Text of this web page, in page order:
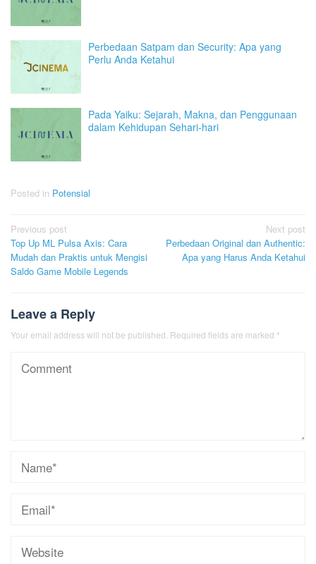
Perbedaan Satpam dan Security: Apa yang
Perlu Anda Ketahui
Pada Yaiku: Sejarah, Makna, dan Penggunaan
dalam Kehidupan Sehari-hari
Posted in Potensial
Post
navigation
Previous post
Top Up ML Pulsa Axis: Cara
Mudah dan Praktis untuk Mengisi
Saldo Game Mobile Legends
Next post
Perbedaan Original dan Authentic:
Apa yang Harus Anda Ketahui
Leave a Reply
Your email address will not be published. Required fields are marked *